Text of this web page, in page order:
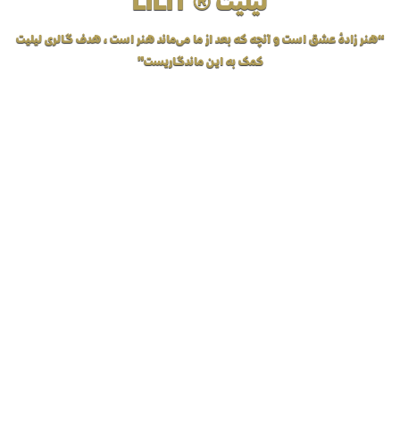
“هنر زادهٔ عشق است و آنچه که بعد از ما می‌ماند هنر است، هدف گالری لیلیت
کمک به این ماندگاریست”